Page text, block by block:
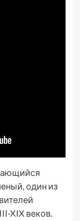
один из
XIX веков.